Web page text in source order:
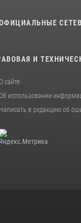
И
О сайте
Об использовании
Написать в редакцию об